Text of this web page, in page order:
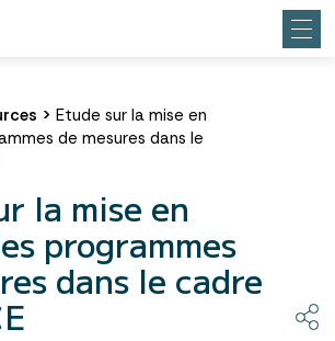
> Etude sur la mise en
de mesures dans le
la mise en
programmes
dans le cadre